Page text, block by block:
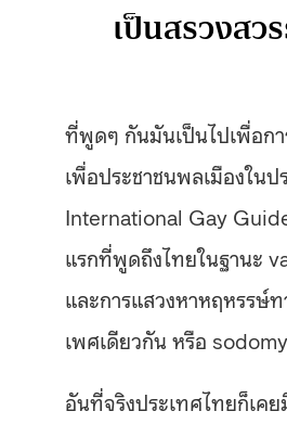
เป็นสรวงส
ที่พูดๆ กันมันเป็นไปเพื่อกา
เพื่อประชาชนพลเมืองใน
International Gay
แรกที่พูดถึงไทยในฐานะ
และการแสวงหาหฤหรรษ์
เพศเดียวกัน หรือ
อันที่จริงประเทศไทยก็เค